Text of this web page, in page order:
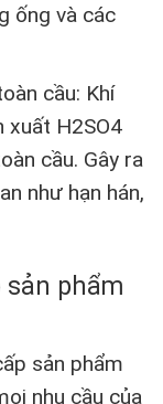
ống và các
cầu: Khí
xuất H2SO4
cầu. Gây ra
như hạn hán,
phẩm
sản phẩm
nhu cầu của